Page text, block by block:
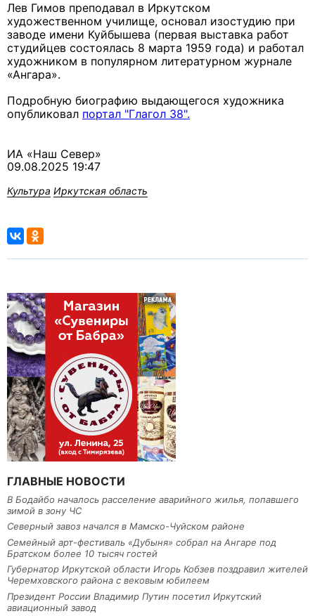
Лев Гимов преподавал в Иркутском
художественном училище, основал изостудию при
заводе имени Куйбышева (первая выставка работ
студийцев состоялась 8 марта 1959 года) и работал
художником в популярном литературном журнале
«Ангара».
Подробную биографию выдающегося художника
опубликовал портал "Глагол 38".
ИА «Наш Север»
09.08.2025 19:47
Культура Иркутская область
ГЛАВНЫЕ НОВОСТИ
В Бодайбо началось расселение аварийного жилья, попавшего
зимой в зону ЧС
Северный завоз начался в Мамско-Чуйском районе
Семейный арт-фестиваль «Дубыня» собрал на Ангаре под
Братском более 10 тысяч гостей
Губернатор Иркутской области Игорь Кобзев поздравил жителей
Черемховского района с вековым юбилеем
Президент России Владимир Путин посетил Иркутский
авиационный завод